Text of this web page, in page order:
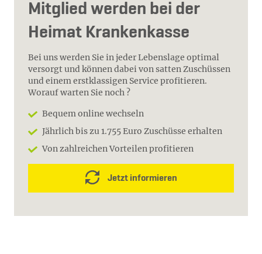
Mitglied werden bei der
Heimat Krankenkasse
Bei uns werden Sie in jeder Lebenslage optimal
versorgt und können dabei von satten Zuschüssen
und einem erstklassigen Service profitieren.
Worauf warten Sie noch ?
Bequem online wechseln
Jährlich bis zu 1.755 Euro Zuschüsse erhalten
Von zahlreichen Vorteilen profitieren
Jetzt informieren